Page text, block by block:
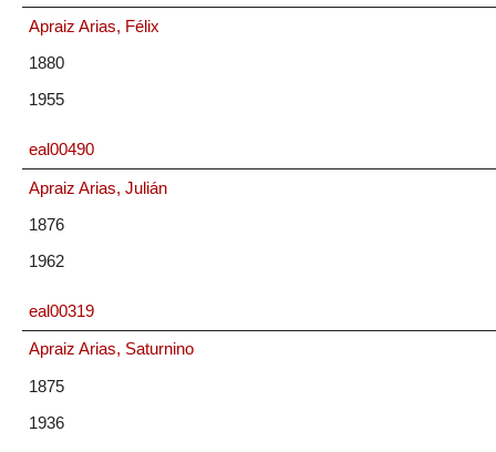
Apraiz Arias, Félix
1880
1955
eal00490
Apraiz Arias, Julián
1876
1962
eal00319
Apraiz Arias, Saturnino
1875
1936